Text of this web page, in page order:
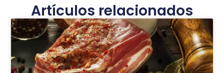
Artículos relacionados